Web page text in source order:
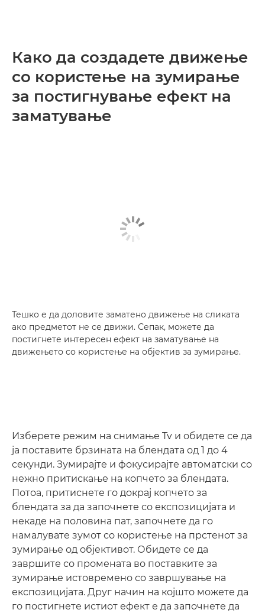
Како да создадете движење
со користење на зумирање
за постигнување ефект на
заматување
Тешко е да доловите заматено движење на сликата
ако предметот не се движи. Сепак, можете да
постигнете интересен ефект на заматување на
движењето со користење на објектив за зумирање.
Изберете режим на снимање Tv и обидете се да
ја поставите брзината на блендата од 1 до 4
секунди. Зумирајте и фокусирајте автоматски со
нежно притискање на копчето за блендата.
Потоа, притиснете го докрај копчето за
блендата за да започнете со експозицијата и
некаде на половина пат, започнете да го
намалувате зумот со користење на прстенот за
зумирање од објективот. Обидете се да
завршите со промената во поставките за
зумирање истовремено со завршување на
експозицијата. Друг начин на којшто можете да
го постигнете истиот ефект е да започнете да